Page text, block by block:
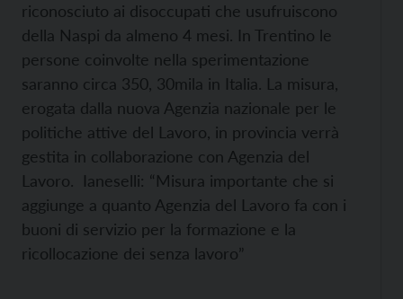
riconosciuto ai disoccupati che usufruiscono
della Naspi da almeno 4 mesi. In Trentino le
persone coinvolte nella sperimentazione
saranno circa 350, 30mila in Italia. La misura,
erogata dalla nuova Agenzia nazionale per le
politiche attive del Lavoro, in provincia verrà
gestita in collaborazione con Agenzia del
Lavoro. Ianeselli: “Misura importante che si
aggiunge a quanto Agenzia del Lavoro fa con i
buoni di servizio per la formazione e la
ricollocazione dei senza lavoro”